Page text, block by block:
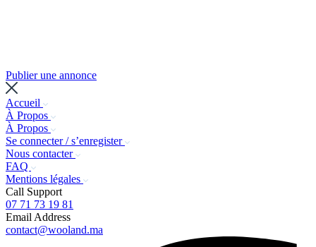
Publier une annonce
Accueil
À Propos
À Propos
Se connecter / s’enregister
Nous contacter
FAQ
Mentions légales
Call Support
07 71 73 19 81
Email Address
contact@wooland.ma